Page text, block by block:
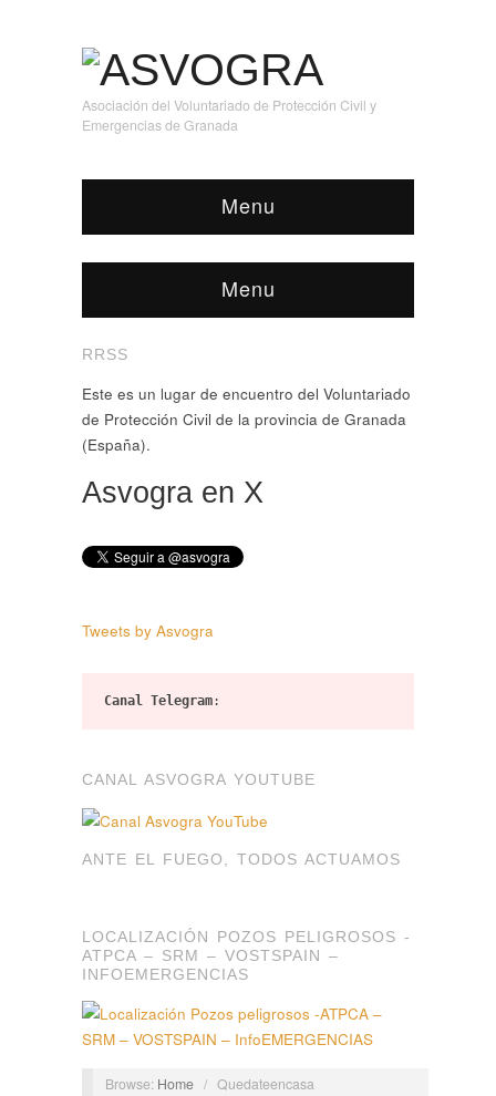
Asociación del Voluntariado de Protección Civil y
Emergencias de Granada
Menu
Menu
RRSS
Este es un lugar de encuentro del Voluntariado
de Protección Civil de la provincia de Granada
(España).
Asvogra en X
Tweets by Asvogra
Canal Telegram:
CANAL ASVOGRA YOUTUBE
ANTE EL FUEGO, TODOS ACTUAMOS
LOCALIZACIÓN POZOS PELIGROSOS -
ATPCA – SRM – VOSTSPAIN –
INFOEMERGENCIAS
Browse: Home / Quedateencasa